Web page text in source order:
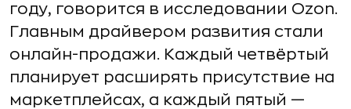
году, говорится в исследовании Ozon.
Главным драйвером развития стали
онлайн-продажи. Каждый четвёртый
планирует расширять присутствие на
маркетплейсах, а каждый пятый —